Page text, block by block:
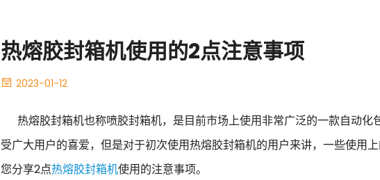
热熔胶封箱机使用的2点注意事项
2023-01-12
热熔胶封箱机也称喷胶封箱机，是目前市场上使用非常广泛的一款自动化
受广大用户的喜爱，但是对于初次使用热熔胶封箱机的用户来讲，一些使用
您分享2点热熔胶封箱机使用的注意事项。